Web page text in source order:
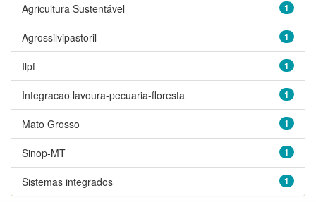
1
Agricultura Sustentável
1
Agrossilvipastoril
1
Ilpf
1
Integracao lavoura-pecuaria-floresta
1
Mato Grosso
1
Sinop-MT
1
Sistemas integrados